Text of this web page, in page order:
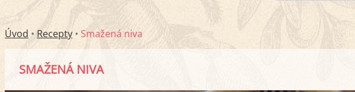
Úvod • Recepty • Smažená niva
SMAŽENÁ NIVA